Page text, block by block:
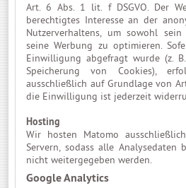
Art. 6 Abs. 1 lit. f DSGVO. Der
berechtigtes Interesse an der
Nutzerverhaltens, um sowohl
seine Werbung zu optimieren.
Einwilligung abgefragt wurde (z.
Speicherung von Cookies),
ausschließlich auf Grundlage von
die Einwilligung ist jederzeit
Hosting
Wir hosten Matomo
Servern, sodass alle
nicht weitergegeben werden.
Google Analytics